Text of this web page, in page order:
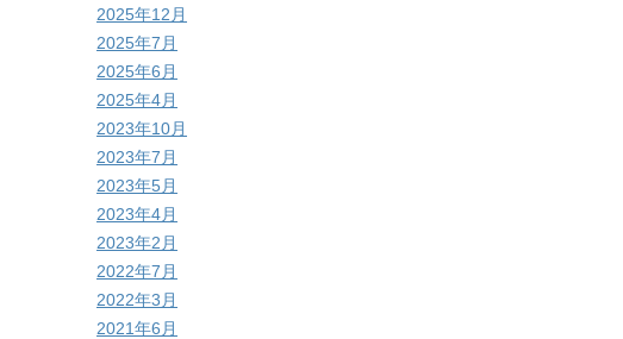
2025年12月
2025年7月
2025年6月
2025年4月
2023年10月
2023年7月
2023年5月
2023年4月
2023年2月
2022年7月
2022年3月
2021年6月